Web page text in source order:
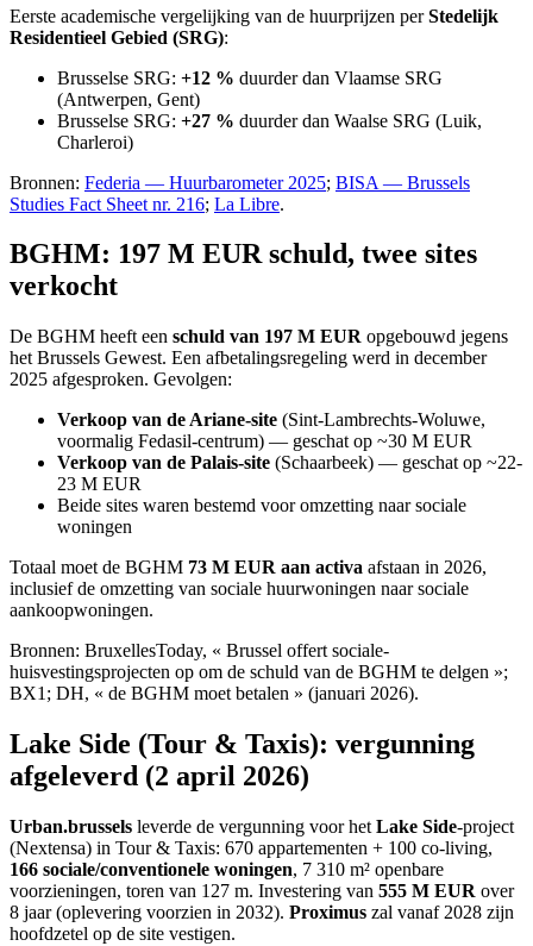
Eerste academische vergelijking van de huurprijzen perStedelijk
Residentieel Gebied (SRG):
Brusselse SRG: +12 % duurder dan Vlaamse SRG
(Antwerpen, Gent)
Brusselse SRG: +27 % duurder dan Waalse SRG (Luik,
Charleroi)
Bronnen: Federia — Huurbarometer 2025; BISA — Brussels
Studies Fact Sheet nr. 216; La Libre.
BGHM: 197 M EUR schuld, twee sites
verkocht
De BGHM heeft een schuld van 197 M EUR opgebouwd jegens
het Brussels Gewest. Een afbetalingsregeling werd in december
2025 afgesproken. Gevolgen:
Verkoop van de Ariane-site (Sint-Lambrechts-Woluwe,
voormalig Fedasil-centrum) — geschat op ~30 M EUR
Verkoop van de Palais-site (Schaarbeek) — geschat op ~22-
23 M EUR
Beide sites waren bestemd voor omzetting naar sociale
woningen
Totaal moet de BGHM 73 M EUR aan activa afstaan in 2026,
inclusief de omzetting van sociale huurwoningen naar sociale
aankoopwoningen.
Bronnen: BruxellesToday, « Brussel offert sociale-
huisvestingsprojecten op om de schuld van de BGHM te delgen »;
BX1; DH, « de BGHM moet betalen » (januari 2026).
Lake Side (Tour & Taxis): vergunning
afgeleverd (2 april 2026)
Urban.brussels leverde de vergunning voor het Lake Side-project
(Nextensa) in Tour & Taxis: 670 appartementen + 100 co-living,
166 sociale/conventionele woningen, 7 310 m² openbare
voorzieningen, toren van 127 m. Investering van 555 M EUR over
8 jaar (oplevering voorzien in 2032). Proximus zal vanaf 2028 zijn
hoofdzetel op de site vestigen.